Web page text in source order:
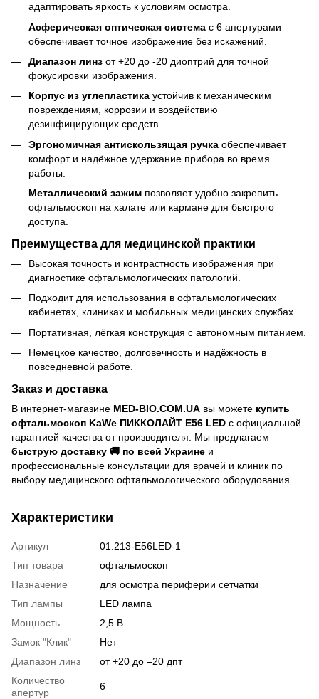
адаптировать яркость к условиям осмотра.
Асферическая оптическая система с 6 апертурами
обеспечивает точное изображение без искажений.
Диапазон линз от +20 до -20 диоптрий для точной
фокусировки изображения.
Корпус из углепластика устойчив к механическим
повреждениям, коррозии и воздействию
дезинфицирующих средств.
Эргономичная антискользящая ручка обеспечивает
комфорт и надёжное удержание прибора во время
работы.
Металлический зажим позволяет удобно закрепить
офтальмоскоп на халате или кармане для быстрого
доступа.
Преимущества для медицинской практики
Высокая точность и контрастность изображения при
диагностике офтальмологических патологий.
Подходит для использования в офтальмологических
кабинетах, клиниках и мобильных медицинских службах.
Портативная, лёгкая конструкция с автономным питанием.
Немецкое качество, долговечность и надёжность в
повседневной работе.
Заказ и доставка
В интернет-магазине MED-BIO.COM.UA вы можете купить
офтальмоскоп KaWe ПИККОЛАЙТ E56 LED с официальной
гарантией качества от производителя. Мы предлагаем
быструю доставку 🚚 по всей Украине и
профессиональные консультации для врачей и клиник по
выбору медицинского офтальмологического оборудования.
Характеристики
Артикул
01.213-E56LED-1
Тип товара
офтальмоскоп
Назначение
для осмотра периферии сетчатки
Тип лампы
LED лампа
Мощность
2,5 В
Замок "Клик"
Нет
Диапазон линз
от +20 до –20 дпт
Количество
апертур
6